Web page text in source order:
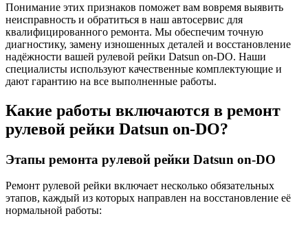
Понимание этих признаков поможет вам вовремя выявить
неисправность и обратиться в наш автосервис для
квалифицированного ремонта. Мы обеспечим точную
диагностику, замену изношенных деталей и восстановление
надёжности вашей рулевой рейки Datsun on-DO. Наши
специалисты используют качественные комплектующие и
дают гарантию на все выполненные работы.
Какие работы включаются в ремонт
рулевой рейки Datsun on-DO?
Этапы ремонта рулевой рейки Datsun on-DO
Ремонт рулевой рейки включает несколько обязательных
этапов, каждый из которых направлен на восстановление её
нормальной работы: